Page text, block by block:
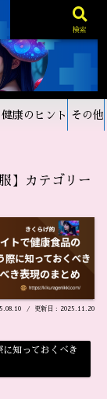
康のヒント その他
】カテゴリー
2025.11.20
知っておくべき
検索